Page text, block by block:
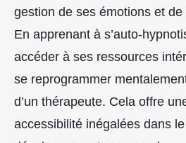
gestion de ses émotions et
En apprenant à s’auto-
accéder à ses ressources
se reprogrammer
d’un thérapeute. Cela offre
accessibilité inégalées dans